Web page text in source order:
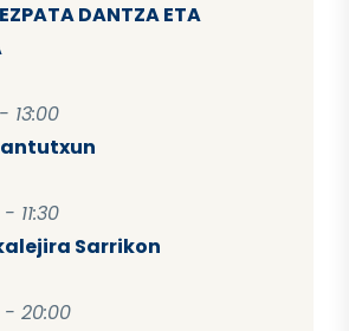
DANTZA ETA
13:00
11:30
Sarrikon
- 20:00